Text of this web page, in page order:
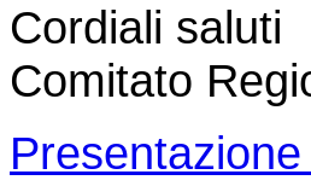
Cordiali saluti
Comitato